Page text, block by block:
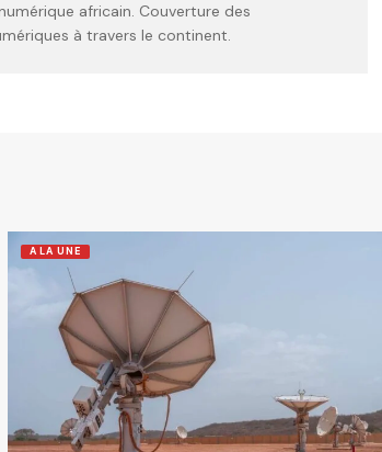
africain. Couverture des
à travers le continent.
A LA UNE